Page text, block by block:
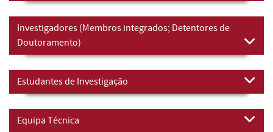
Investigadores (Membros integrados; Detentores de
Doutoramento)
Estudantes de Investigação
Equipa Técnica